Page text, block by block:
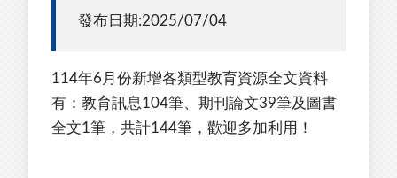
發布日期:2025/07/04
114年6月份新增各類型教育資源全文資料
有：教育訊息104筆、期刊論文39筆及圖書
全文1筆，共計144筆，歡迎多加利用！